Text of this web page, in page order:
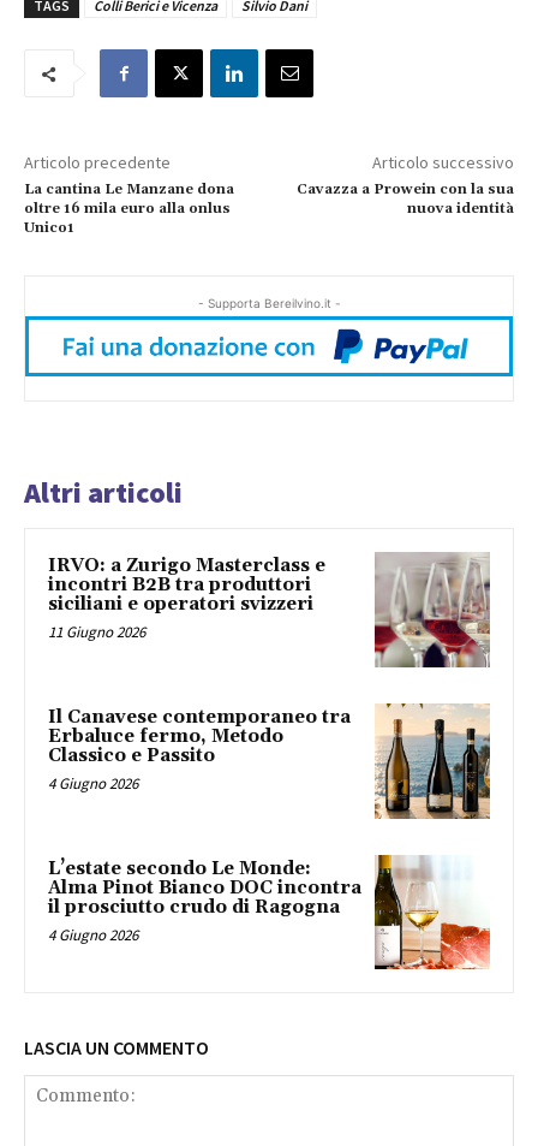
TAGS Colli Berici e Vicenza Silvio Dani
Articolo precedente
La cantina Le Manzane dona
oltre 16 mila euro alla onlus
Unico1
Articolo successivo
Cavazza a Prowein con la sua
nuova identità
- Supporta Bereilvino.it -
Altri articoli
IRVO: a Zurigo Masterclass e
incontri B2B tra produttori
siciliani e operatori svizzeri
11 Giugno 2026
Il Canavese contemporaneo tra
Erbaluce fermo, Metodo
Classico e Passito
4 Giugno 2026
L’estate secondo Le Monde:
Alma Pinot Bianco DOC incontra
il prosciutto crudo di Ragogna
4 Giugno 2026
LASCIA UN COMMENTO